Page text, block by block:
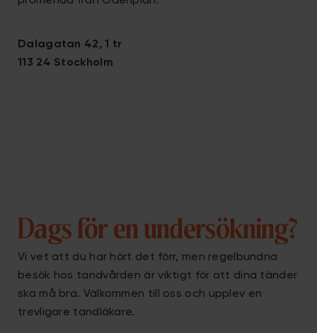
Dalagatan 42, 1 tr
113 24 Stockholm
Dags för en undersökning?
Vi vet att du har hört det förr, men regelbundna
besök hos tandvården är viktigt för att dina tänder
ska må bra. Välkommen till oss och upplev en
trevligare tandläkare.